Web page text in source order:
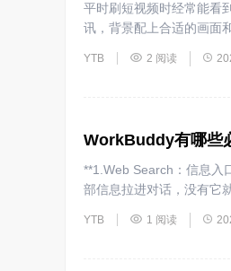
平时刷短视频时经常能看
讯，背景配上合适的画面
文成片功能已经相当完善
YTB 2 阅读
WorkBuddy有哪些
**1.Web Search：信息入口** ●出现在 4 条工作流里，是几乎所有链的第一步
部信息拉进对话，没有它就只
YTB 1 阅读